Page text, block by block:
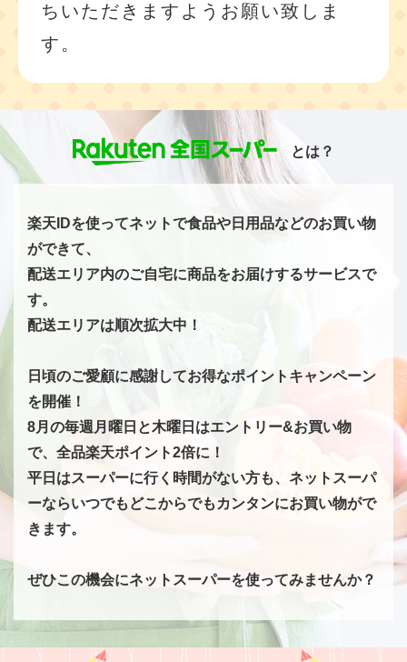
ちいただきますようお願い致しま
す。
とは？
楽天IDを使ってネットで食品や日用品などのお買い物
ができて、
配送エリア内のご自宅に商品をお届けするサービスで
す。
配送エリアは順次拡大中！
日頃のご愛顧に感謝してお得なポイントキャンペーン
を開催！
8月の毎週月曜日と木曜日はエントリー&お買い物
で、全品楽天ポイント2倍に！
平日はスーパーに行く時間がない方も、ネットスーパ
ーならいつでもどこからでもカンタンにお買い物がで
きます。
ぜひこの機会にネットスーパーを使ってみませんか？